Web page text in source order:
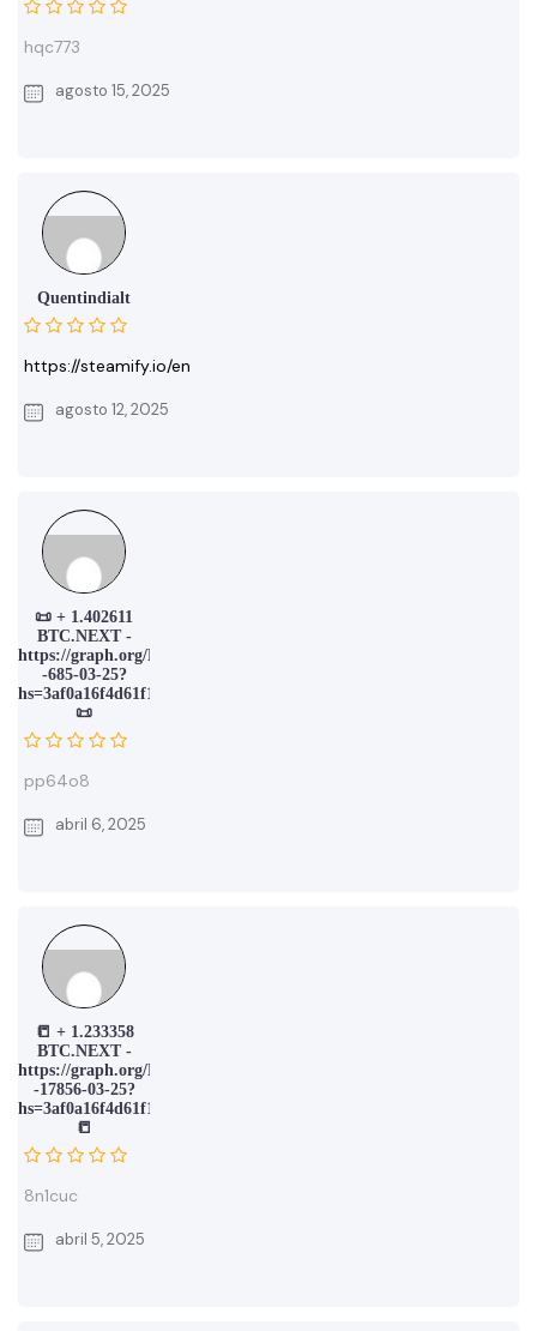
hqc773
agosto 15, 2025
Quentindialt
https://steamify.io/en
agosto 12, 2025
📜 + 1.402611
BTC.NEXT -
https://graph.org/Message-
-685-03-25?
hs=3af0a16f4d61f16550acb24815e6e61d&
📜
pp64o8
abril 6, 2025
📒 + 1.233358
BTC.NEXT -
https://graph.org/Message-
-17856-03-25?
hs=3af0a16f4d61f16550acb24815e6e61d&
📒
8n1cuc
abril 5, 2025